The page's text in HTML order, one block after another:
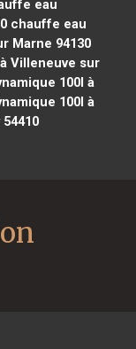
eau
chauffe eau
Marne 94130
Villeneuve sur
100l à
100l à